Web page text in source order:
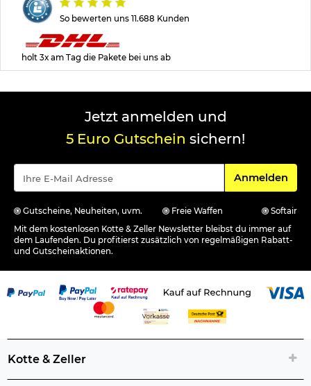
So bewerten uns 11.688 Kunden
holt 3x am Tag die Pakete bei uns ab
Jetzt anmelden und
5 Euro Gutschein sichern!
Für den
Anmelden
Gutscheine, Neuheiten, uvm. Freie Waffen
Softair
Mit dem kostenlosen Kotte & Zeller Newsletter bleibst du immer auf
dem Laufenden. Du profitierst zusätzlich von regelmäßigen Rabatt-
und Gutscheinaktionen.
Kotte & Zeller